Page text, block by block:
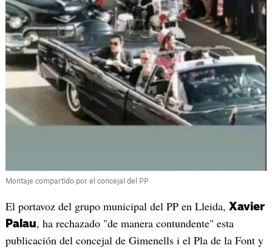
Montaje compartido por el concejal del PP
El portavoz del grupo municipal del PP en Lleida, Xavier
Palau, ha rechazado "de manera contundente" esta
publicación del concejal de Gimenells i el Pla de la Font y